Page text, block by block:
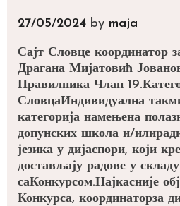
27/05/2024 by maja
Сајт Словце координатор
Драгана Мијатовић
Правилника Члан
СловцаИндивидуална
категорија намењена
допунских школа и/
језика у дијаспори, који
достављају радове у складу
саКонкурсом.Најкасније
Конкурса, координаторза